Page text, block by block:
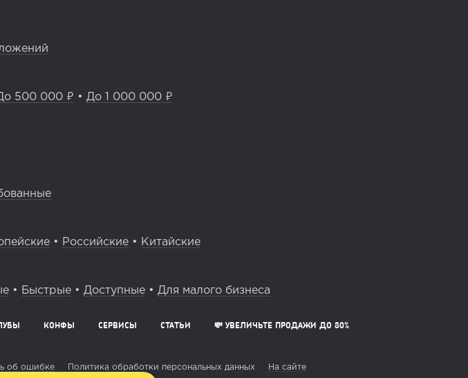
500 000 ₽ • До 1 000 000 ₽
• Российские • Китайские
• Быстрые • Доступные • Для малого бизнеса
КОНФЫ СЕРВИСЫ СТАТЬИ 💸 УВЕЛИЧЬТЕ ПРОДАЖИ ДО 80%
об ошибке Политика обработки персональных данных
На сайте